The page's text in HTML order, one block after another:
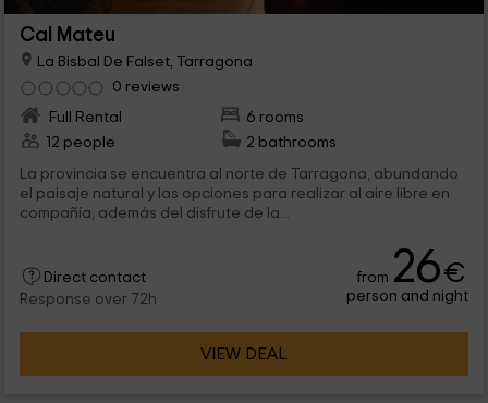
Cal Mateu
La Bisbal De Falset, Tarragona
0 reviews
Full Rental
6 rooms
12 people
2 bathrooms
La provincia se encuentra al norte de Tarragona, abundando
el paisaje natural y las opciones para realizar al aire libre en
compañía, además del disfrute de la...
Direct contact
Response over 72h
from 26€
person and night
VIEW DEAL